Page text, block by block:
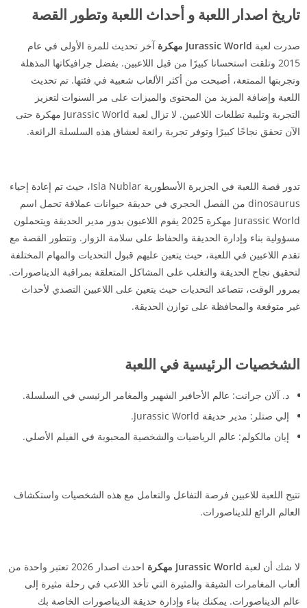
تاريخ اصدار اللعبة و أحداث اللعبة وتطور القصة
صدرت لعبة Jurassic World مهكرة
آخر تحديث للمرة الأولى في عام
2015 وتلقت استحسانا كبيرًا من قبل اللاعبين. بفضل جرافيكاتها المذهلة
وتجربتها الممتعة، أصبحت من أكثر الألعاب شعبية في فئتها. تم تحديث
اللعبة وإضافة المزيد من المحتوى والميزات على مر السنوات لتعزيز
التجربة وتلبية تطلعات اللاعبين. لا تزال لعبة Jurassic World مهكرة حتى
الآن تحقق نجاحًا كبيرًا وتوفر تجربة رائعة لعشاق هذه السلسلة الرائعة.
تدور قصة اللعبة في الجزيرة الأسطورية Isla Nublar، حيث تم إعادة إحياء
dinosaurus من الفصل الحجري في حديقة حيوانات عملاقة تحمل اسم
Jurassic World مهكرة 2025 يقوم اللاعبون بدور مدير الحديقة ويتحملون
مسؤولية بناء وإدارة الحديقة والحفاظ على سلامة الزوار. وتتطور القصة مع
تقدم اللاعبين في اللعبة، حيث يتعين عليهم قبول التحديات والمهام المختلفة
لتحقيق نجاح الحديقة والتغلب على المشاكل المتعلقة بمراقبة الديناصورات.
بمرور الوقت، تتصاعد التحديات حيث يتعين على اللاعبين التصدي لأحداث
غير متوقعة والمحافظة على توازن الحديقة.
الشخصيات الرئيسية في اللعبة
د. آلان جرانت: عالم الأحافير الشهير والمغامر الرئيسي في السلسلة.
إلي صتلر: مدير حديقة Jurassic World.
إيان مالكولم: عالم الرياضيات والشخصية المحبوبة في الفيلم الأصلي.
تتيح اللعبة للاعبين فرصة التفاعل والتعامل مع هذه الشخصيات واستكشاف
العالم الرائع للديناصورات.
لا شك أن لعبة Jurassic World مهكرة
احدث اصدار 2026 تعتبر واحدة من
ألعاب المغامرات الشيقة والمثيرة التي تأخذ اللاعب في رحلة مثيرة إلى
عالم الديناصورات. يمكنك بناء وإدارة حديقة الديناصورات الخاصة بك